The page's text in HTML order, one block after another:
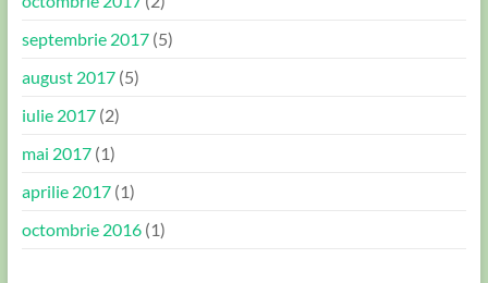
septembrie 2017(5)
august 2017(5)
iulie 2017(2)
mai 2017(1)
aprilie 2017(1)
octombrie 2016(1)